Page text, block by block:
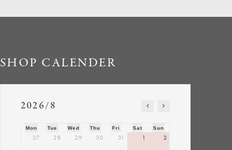
SHOP CALENDER
2026/8
Mon Tue Wed Thu Fri Sat Sun
27 28 29 30 31 1 2